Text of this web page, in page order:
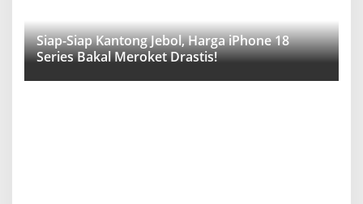
Siap-Siap Kantong Jebol, Harga iPhone 18
Series Bakal Meroket Drastis!